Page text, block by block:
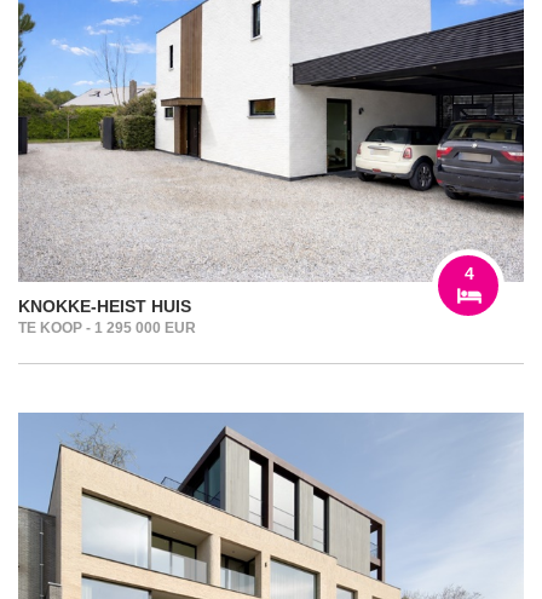
KNOKKE-HEIST HUIS
TE KOOP - 1 295 000 EUR
4